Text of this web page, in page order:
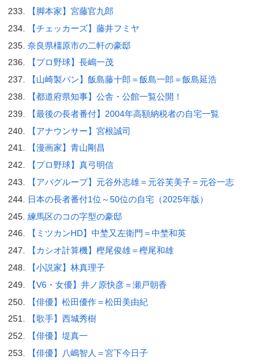
【脚本家】宮藤官九郎
【チェッカーズ】藤井フミヤ
奈良県橿原市の二軒の豪邸
【プロ野球】長嶋一茂
【山崎製パン】飯島藤十郎＝飯島一郎＝飯島延浩
【都道府県知事】公舎・公館一覧公開！
【最後の長者番付】2004年高額納税者の自宅一覧
【アナウンサー】宮根誠司
【漫画家】青山剛昌
【プロ野球】真弓明信
【アパグループ】元谷外志雄＝元谷芙美子＝元谷一志
日本の長者番付1位～50位の自宅（2025年版）
練馬区のコの字型の豪邸
【ミツカンHD】中埜又左衛門＝中埜和英
【カシオ計算機】樫尾俊雄＝樫尾和雄
【小説家】林真理子
【V6・女優】井ノ原快彦＝瀬戸朝香
【俳優】松田優作＝松田美由紀
【歌手】西城秀樹
【俳優】堤真一
【俳優】八嶋智人＝宮下今日子